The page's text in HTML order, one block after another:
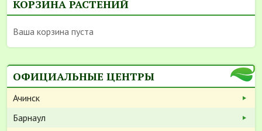
КОРЗИНА РАСТЕНИЙ
Ваша корзина пуста
ОФИЦИАЛЬНЫЕ ЦЕНТРЫ
Ачинск
Барнаул